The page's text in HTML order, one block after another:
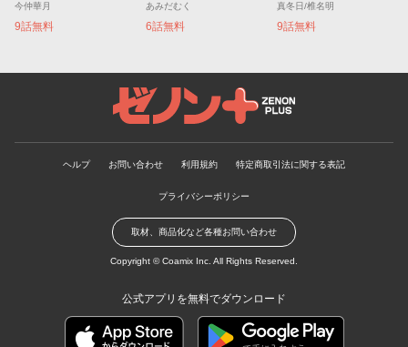
今仲華月
9話無料
あみだむく
6話無料
真冬日/椎名明
9話無料
ゼノンプラス
ヘルプ お問い合わせ 利用規約 特定商取引法に関する表記
プライバシーポリシー
取材、商品化など各種お問い合わせ
Copyright ©Coamix Inc. All Rights Reserved.
公式アプリを無料でダウンロード